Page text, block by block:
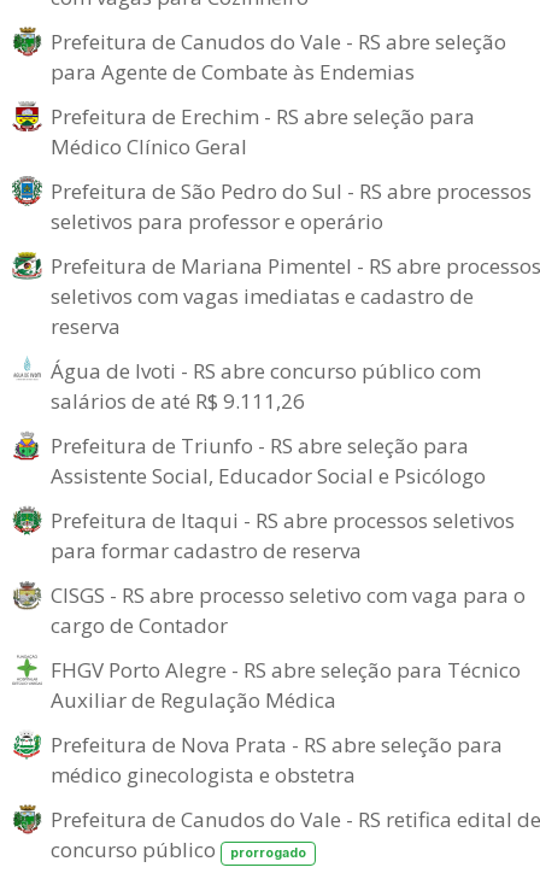
Prefeitura de Canudos do Vale - RS abre seleção
para Agente de Combate às Endemias
Prefeitura de Erechim - RS abre seleção para
Médico Clínico Geral
Prefeitura de São Pedro do Sul - RS abre processos
seletivos para professor e operário
Prefeitura de Mariana Pimentel - RS abre processos
seletivos com vagas imediatas e cadastro de
reserva
Água de Ivoti - RS abre concurso público com
salários de até R$ 9.111,26
Prefeitura de Triunfo - RS abre seleção para
Assistente Social, Educador Social e Psicólogo
Prefeitura de Itaqui - RS abre processos seletivos
para formar cadastro de reserva
CISGS - RS abre processo seletivo com vaga para o
cargo de Contador
FHGV Porto Alegre - RS abre seleção para Técnico
Auxiliar de Regulação Médica
Prefeitura de Nova Prata - RS abre seleção para
médico ginecologista e obstetra
Prefeitura de Canudos do Vale - RS retifica edital de
concurso público
prorrogado